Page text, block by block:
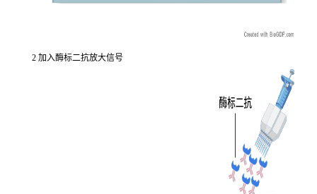
2 加入酶标二抗放大信号